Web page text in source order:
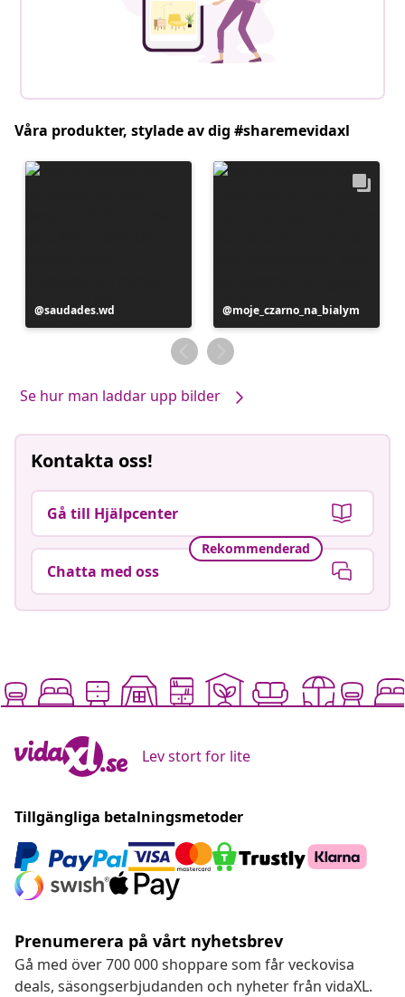
Våra produkter, stylade av dig #sharemevidaxl
Inlägg
publicerat
saudades.wd
Inlägg
publicerat
av
moje_czarno_na_bialym
Se hur man laddar upp bilder
Kontakta oss!
Gå till Hjälpcenter
Rekommenderad
Chatta med oss
Lev stort for lite
Tillgängliga betalningsmetoder
Prenumerera på vårt nyhetsbrev
Gå med över 700 000 shoppare som får veckovisa
deals, säsongserbjudanden och nyheter från vidaXL.